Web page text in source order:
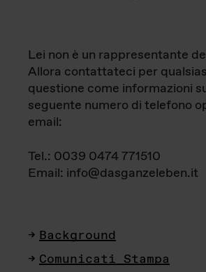
Lei non è un rappresentante
Allora contattateci per
questione come informazioni
seguente numero di telefono
email:
Tel.: 0039 0474 771510
Email: info@dasganzeleben.it
Background
Comunicati Stampa